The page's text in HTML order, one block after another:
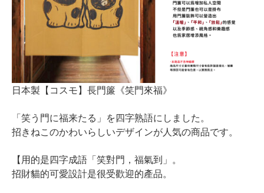
日本製【コスモ】長門簾《笑門來福》
「笑う門に福来たる」を四字熟語にしました。
招きねこのかわいらしいデザインが人気の商品です。
【用的是四字成語「笑對門，福氣到」。
招財貓的可愛設計是很受歡迎的產品。